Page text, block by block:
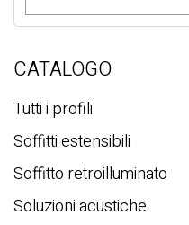
c
r
a
CATALOGO
Tutti i profili
Soffitti estensibili
Soffitto retroilluminato
Soluzioni acustiche